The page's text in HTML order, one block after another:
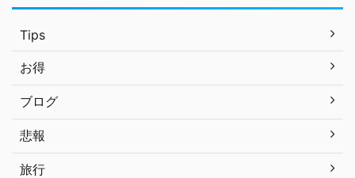
Tips
お得
ブログ
悲報
旅行